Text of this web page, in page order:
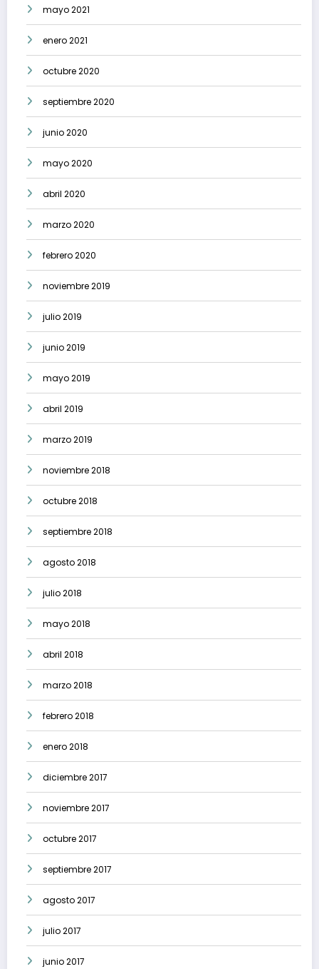
mayo 2021
enero 2021
octubre 2020
septiembre 2020
junio 2020
mayo 2020
abril 2020
marzo 2020
febrero 2020
noviembre 2019
julio 2019
junio 2019
mayo 2019
abril 2019
marzo 2019
noviembre 2018
octubre 2018
septiembre 2018
agosto 2018
julio 2018
mayo 2018
abril 2018
marzo 2018
febrero 2018
enero 2018
diciembre 2017
noviembre 2017
octubre 2017
septiembre 2017
agosto 2017
julio 2017
junio 2017